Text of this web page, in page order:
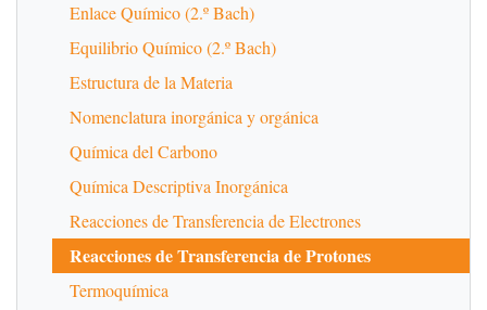
Enlace Químico (2.º Bach)
Equilibrio Químico (2.º Bach)
Estructura de la Materia
Nomenclatura inorgánica y orgánica
Química del Carbono
Química Descriptiva Inorgánica
Reacciones de Transferencia de Electrones
Reacciones de Transferencia de Protones
Termoquímica